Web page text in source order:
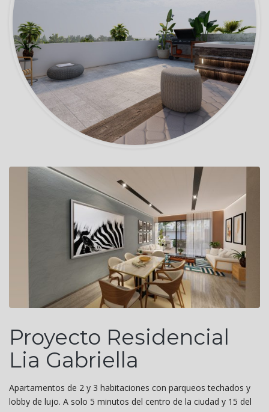
Proyecto Residencial
Lia Gabriella
Apartamentos de 2 y 3 habitaciones con parqueos techados y
lobby de lujo. A solo 5 minutos del centro de la ciudad y 15 del